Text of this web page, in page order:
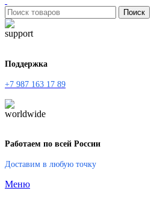
Поиск
Поддержка
+7 987 163 17 89
Работаем по всей России
Доставим в любую точку
Меню